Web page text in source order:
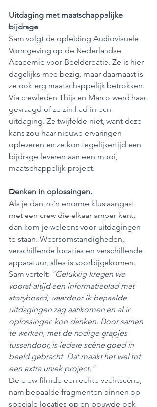
Uitdaging met maatschappelijke
bijdrage
Sam volgt de opleiding Audiovisuele
Vormgeving op de Nederlandse
Academie voor Beeldcreatie. Ze is hier
dagelijks mee bezig, maar daarnaast is
ze ook erg maatschappelijk betrokken.
Via crewleden Thijs en Marco werd haar
gevraagd of ze zin had in een
uitdaging. Ze twijfelde niet, want deze
kans zou haar nieuwe ervaringen
opleveren en ze kon tegelijkertijd een
bijdrage leveren aan een mooi,
maatschappelijk project.
Denken in oplossingen.
Als je dan zo’n enorme klus aangaat
met een crew die elkaar amper kent,
dan kom je weleens voor uitdagingen
te staan. Weersomstandigheden,
verschillende locaties en verschillende
apparatuur, alles is voorbijgekomen.
Sam vertelt: "Gelukkig kregen we
vooraf altijd een informatieblad met
storyboard, waardoor ik bepaalde
uitdagingen zag aankomen en al in
oplossingen kon denken. Door samen
te werken, met de nodige grapjes
tussendoor, is iedere scène goed in
beeld gebracht. Dat maakt het wel tot
een extra uniek project."
De crew filmde een echte vechtscène,
nam bepaalde fragmenten binnen op
speciale locaties op en bouwde ook